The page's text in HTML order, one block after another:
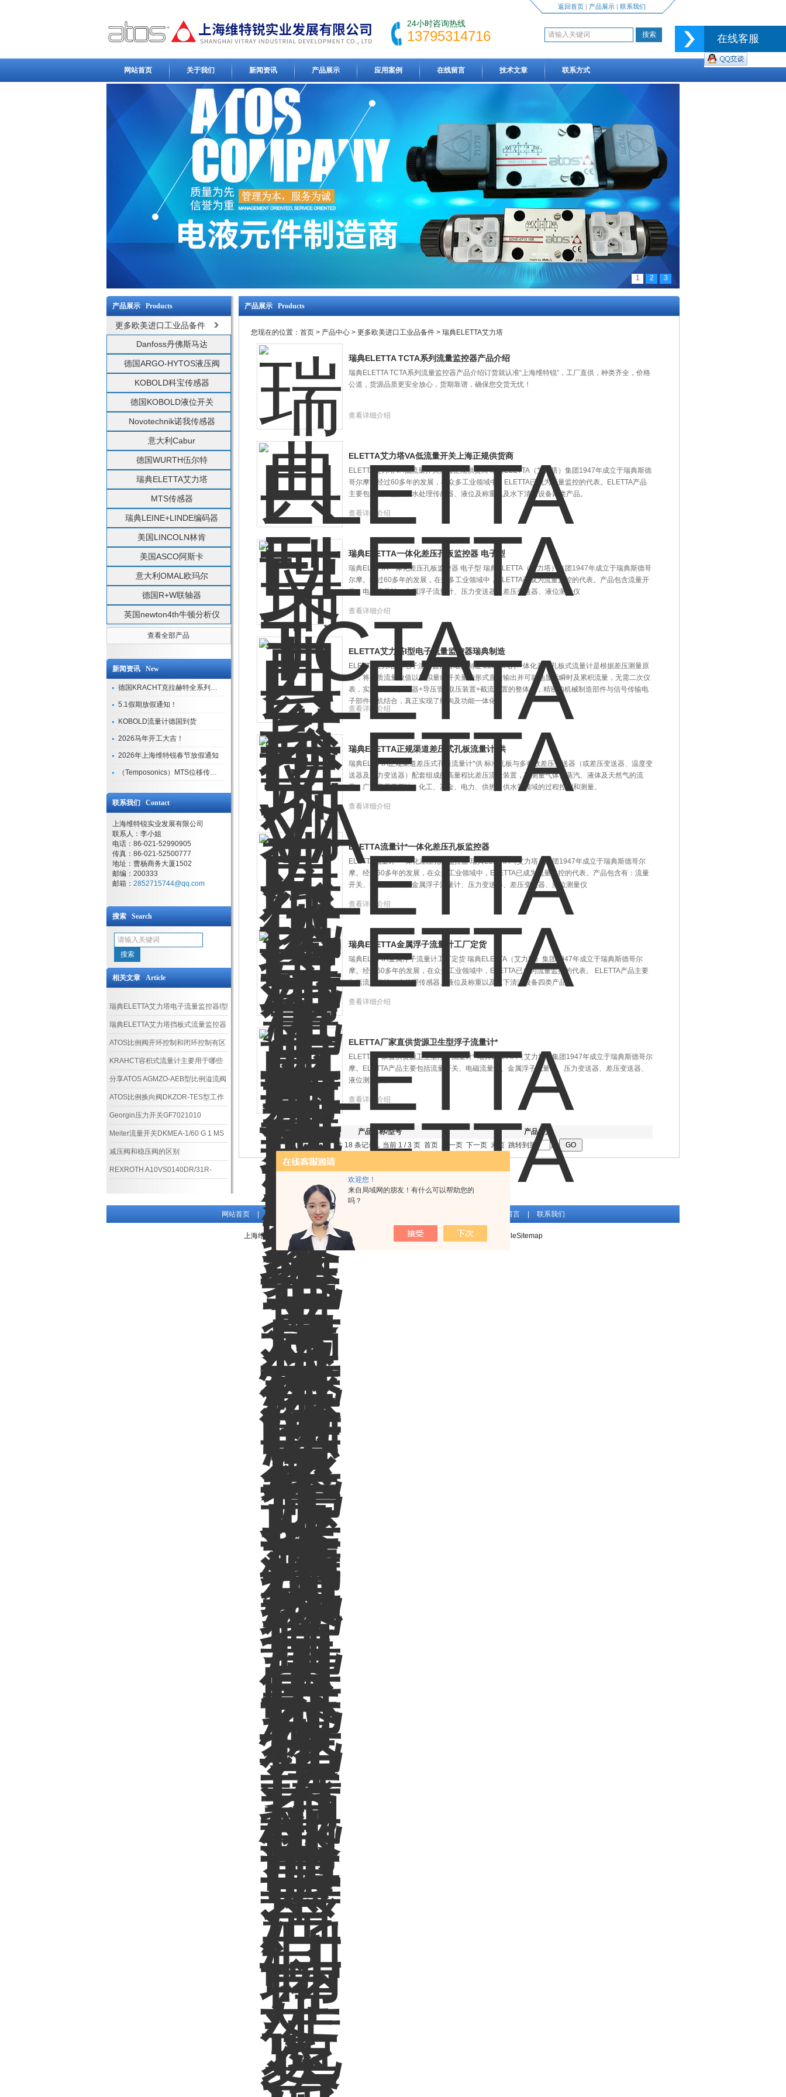
欢迎您！
来自局域网的朋友！有什么可以帮助您的
吗？
返回首页| 产品展示| 联系我们
24小时咨询热线
13795314716
网站首页 关于我们 新闻资讯 产品展示 应用案例 在线留言 技术文章 联系方式
1 2 3
产品展示 Products
更多欧美进口工业品备件
Danfoss丹佛斯马达
德国ARGO-HYTOS液压阀
KOBOLD科宝传感器
德国KOBOLD液位开关
Novotechnik诺我传感器
意大利Cabur
德国WURTH伍尔特
瑞典ELETTA艾力塔
MTS传感器
瑞典LEINE+LINDE编码器
美国LINCOLN林肯
美国ASCO阿斯卡
意大利OMAL欧玛尔
德国R+W联轴器
英国newton4th牛顿分析仪
查看全部产品
新闻资讯 New
德国KRACHT克拉赫特全系列现货库存
5.1假期放假通知！
KOBOLD流量计德国到货
2026马年开工大吉！
2026年上海维特锐春节放假通知
（Temposonics）MTS位移传感器现货库存型号
联系我们 Contact
上海维特锐实业发展有限公司
联系人：李小姐
电话：86-021-52990905
传真：86-021-52500777
地址：曹杨商务大厦1502
邮编：200333
邮箱： 2852715744@qq.com
搜索 Search
相关文章 Article
瑞典ELETTA艾力塔电子流量监控器I型
正确安装方法
瑞典ELETTA艾力塔挡板式流量监控器
的测量原理
ATOS比例阀开环控制和闭环控制有区
别？怎么选择？
KRAHCT容积式流量计主要用于哪些
场合？有何特点？
分享ATOS AGMZO-AEB型比例溢流阀
调试说明
ATOS比例换向阀DKZOR-TES型工作
原理
Georgin压力开关GF7021010
FPAS16K技术数据
Meiter流量开关DKMEA-1/60 G 1 MS
COC*
减压阀和稳压阀的区别
REXROTH A10VS0140DR/31R-
产品展示 Products
您现在的位置： 首页 > 产品中心 > 更多欧美进口工业品备件 > 瑞典ELETTA艾力塔
瑞典ELETTA TCTA系列流量监控器产品介绍
瑞典ELETTA TCTA系列流量监控器产品介绍订货就认准“上海维特锐”，工厂直供，种类齐全，价格
公道，货源品质更安全放心，货期靠谱，确保您交货无忧！
查看详细介绍
ELETTA艾力塔VA低流量开关上海正规供货商
ELETTA艾力塔VA低流量开关上海正规供货商 瑞典ELETTA（艾力塔）集团1947年成立于瑞典斯德
哥尔摩。经过60多年的发展，在众多工业领域中，ELETTA已成为流量监控的代表。ELETTA产品
主要包括流量监控、水处理传感器、液位及称重以及水下清洁设备四类产品。
查看详细介绍
瑞典ELETTA一体化差压孔板监控器 电子型
瑞典ELETTA一体化差压孔板监控器 电子型 瑞典ELETTA（艾力塔）集团1947年成立于瑞典斯德哥
尔摩。经过60多年的发展，在众多工业领域中，ELETTA已成为流量监控的代表。产品包含流量开
关、电磁流量计、金属浮子流量计、压力变送器、差压变送器、液位测量仪
查看详细介绍
ELETTA艾力塔I型电子流量监控器瑞典制造
ELETTA艾力塔I型电子流量监控器瑞典制造 ELETTA的一体化差压孔板式流量计是根据差压测量原
理，将介质流量数值以模拟量或开关量的形式直接输出并可就地显示瞬时及累积流量，无需二次仪
表，实现了差压变送器+导压管+取压装置+截流装置的整体化，精密的机械制造部件与信号传输电
子部件有机结合，真正实现了结构及功能一体化。
查看详细介绍
瑞典ELETTA正规渠道差压式孔板流量计*供
瑞典ELETTA正规渠道差压式孔板流量计*供 标准孔板与多参数差压变送器（或差压变送器、温度变
送器及压力变送器）配套组成的高量程比差压流量装置，可测量气体、蒸汽、液体及天然气的流
量，广泛应用于石油、化工、冶金、电力、供热、供水等领域的过程控制和测量。
查看详细介绍
ELETTA流量计*一体化差压孔板监控器
ELETTA流量计*一体化差压孔板监控器 瑞典ELETTA（艾力塔）集团1947年成立于瑞典斯德哥尔
摩。经过60多年的发展，在众多工业领域中，ELETTA已成为流量监控的代表。产品包含有：流量
开关、电磁流量计、金属浮子流量计、压力变送器、差压变送器、液位测量仪
查看详细介绍
瑞典ELETTA金属浮子流量计工厂定货
瑞典ELETTA金属浮子流量计工厂定货 瑞典ELETTA（艾力塔）集团1947年成立于瑞典斯德哥尔
摩。经过60多年的发展，在众多工业领域中，ELETTA已成为流量监控的代表。 ELETTA产品主要
包括流量监控、水处理传感器、液位及称重以及水下清洁设备四类产品。
查看详细介绍
ELETTA厂家直供货源卫生型浮子流量计*
ELETTA厂家直供货源卫生型浮子流量计* 瑞典ELETTA（艾力塔）集团1947年成立于瑞典斯德哥尔
摩。ELETTA产品主要包括流量开关、电磁流量计、金属浮子流量计、压力变送器、差压变送器、
液位测量仪。
查看详细介绍
产品图片 产品名称/型号
产品简介
共 18 条记录，当前 1 / 3 页 首页 上一页 下一页 末页 跳转到第 页
网站首页 产品展示 在线留言 联系我们
上海维特锐实业发展有限公司版权所有 ICP备:沪ICP备13015955号-33 GoogleSitemap
在线客服